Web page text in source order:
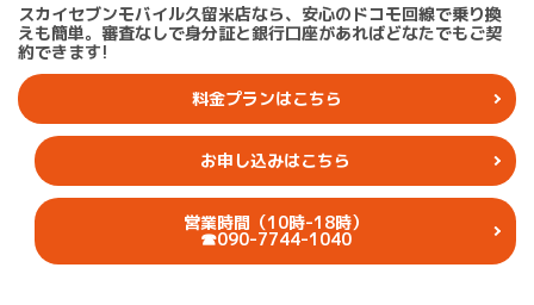
スカイセブンモバイル久留米店なら、安心のドコモ回線で乗り換
えも簡単。審査なしで身分証と銀行口座があればどなたでもご契
約できます!
料金プランはこちら
お申し込みはこちら
営業時間（10時-18時）
☎︎090-7744-1040